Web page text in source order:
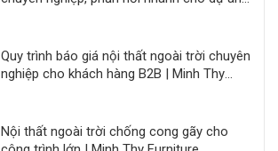
Quy trình báo giá nội thất ngoài trời chuyên
nghiệp cho khách hàng B2B | Minh Thy
Nội thất ngoài trời chống cong gãy cho